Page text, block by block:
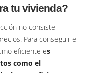
tu vivienda?
no consiste
Para conseguir el
eficiente es
como el